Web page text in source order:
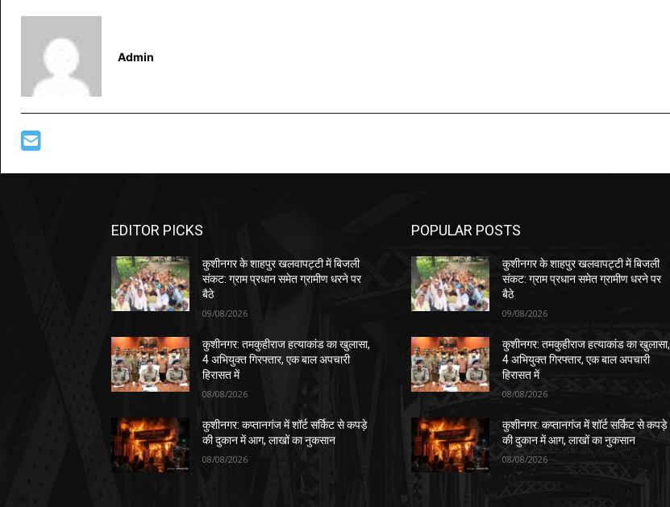
Admin
EDITOR PICKS
कुशीनगर के शाहपुर खलवापट्टी में बिजली
संकट: ग्राम प्रधान समेत ग्रामीण धरने पर
बैठे
09/08/2026
कुशीनगर: तमकुहीराज हत्याकांड का खुलासा,
4 अभियुक्त गिरफ्तार, एक बाल अपचारी
हिरासत में
08/08/2026
कुशीनगर: कप्तानगंज में शॉर्ट सर्किट से कपड़े
की दुकान में आग, लाखों का नुकसान
08/08/2026
POPULAR POSTS
कुशीनगर के शाहपुर खलवापट्टी में बिजली
संकट: ग्राम प्रधान समेत ग्रामीण धरने पर
बैठे
09/08/2026
कुशीनगर: तमकुहीराज हत्याकांड का खुलासा,
4 अभियुक्त गिरफ्तार, एक बाल अपचारी
हिरासत में
08/08/2026
कुशीनगर: कप्तानगंज में शॉर्ट सर्किट से कपड़े
की दुकान में आग, लाखों का नुकसान
08/08/2026